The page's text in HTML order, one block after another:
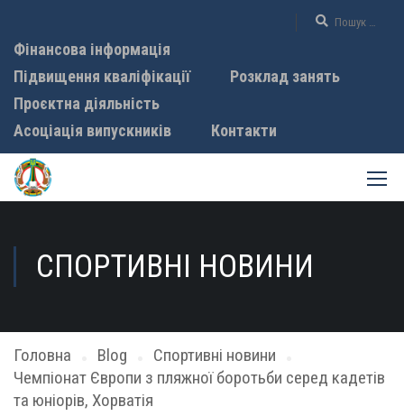
Фінансова інформація
Підвищення кваліфікації
Розклад занять
Проєктна діяльність
Асоціація випускників
Контакти
СПОРТИВНІ НОВИНИ
Головна Blog
Спортивні новини
Чемпіонат Європи з пляжної боротьби серед кадетів
та юніорів, Хорватія